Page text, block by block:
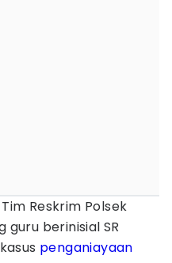
Tim Reskrim Polsek
berinisial SR
penganiayaan